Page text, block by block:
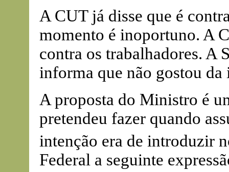
A CUT já disse que é
momento é inoportuno. A
contra os trabalhadores. A
informa que não gostou da
A proposta do Ministro é
pretendeu fazer quando
intenção era de introduzir
Federal a seguinte